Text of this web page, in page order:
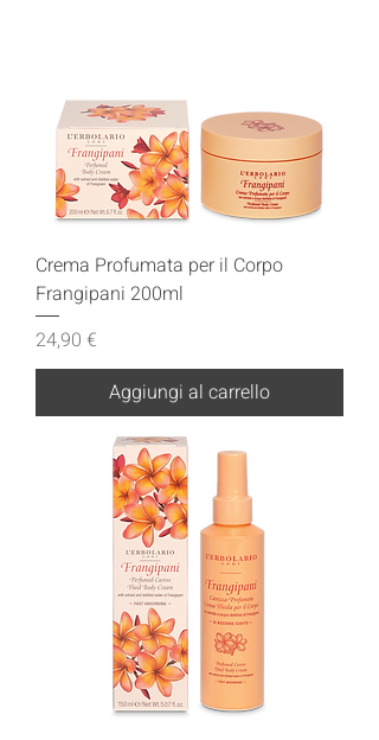
Crema Profumata per il Corpo
Frangipani 200ml
Prezzo
24,90 €
Aggiungi al carrello